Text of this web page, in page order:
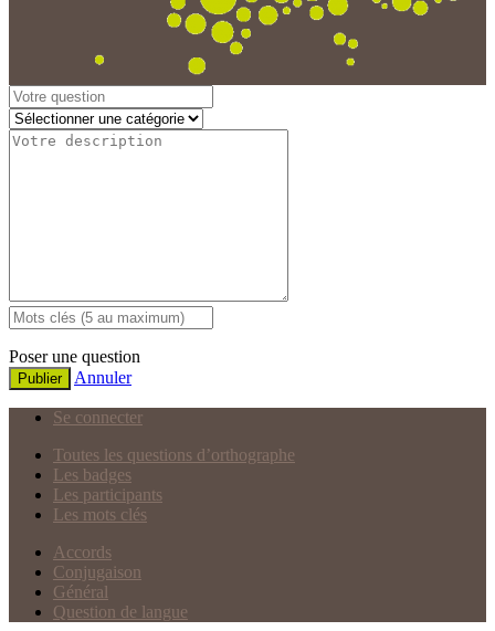
Poser une question
Publier Annuler
Se connecter
Toutes les questions d’orthographe
Les badges
Les participants
Les mots clés
Accords
Conjugaison
Général
Question de langue